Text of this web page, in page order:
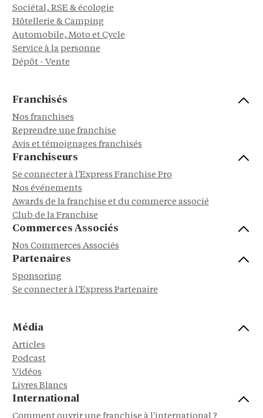
Sociétal, RSE & écologie
Hôtellerie & Camping
Automobile, Moto et Cycle
Service à la personne
Dépôt - Vente
Franchisés
Nos franchises
Reprendre une franchise
Avis et témoignages franchisés
Franchiseurs
Se connecter à l'Express Franchise Pro
Nos événements
Awards de la franchise et du commerce associé
Club de la Franchise
Commerces Associés
Nos Commerces Associés
Partenaires
Sponsoring
Se connecter à l'Express Partenaire
Média
Articles
Podcast
Vidéos
Livres Blancs
International